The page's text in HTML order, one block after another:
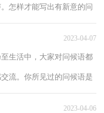
怎样才能写出有新意的问
2023-04-07
生活中，大家对问候语都
流。你所见过的问候语是
2023-04-06